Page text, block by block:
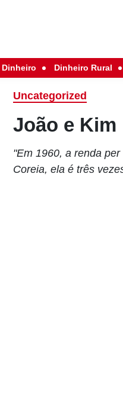
Dinheiro Dinheiro Rural
Uncategorized
João e Kim
"Em 1960, a renda
Coreia, ela é três